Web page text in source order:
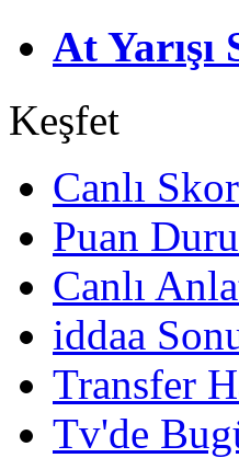
At Yarışı
Keşfet
Canlı Skor
Puan
Canlı
iddaa
Transfer
Tv'de